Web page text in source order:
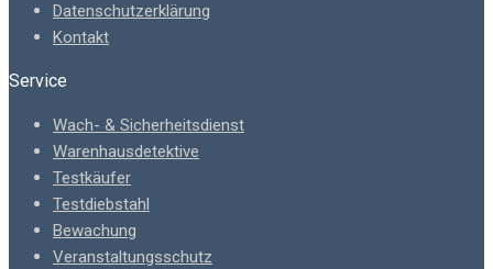
Datenschutzerklärung
Kontakt
Service
Wach- & Sicherheitsdienst
Warenhausdetektive
Testkäufer
Testdiebstahl
Bewachung
Veranstaltungsschutz